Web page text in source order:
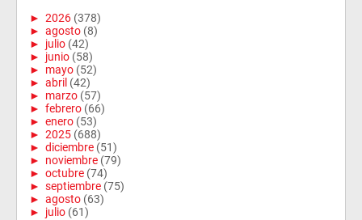
► 2026 (378)
► agosto (8)
► julio (42)
► junio (58)
► mayo (52)
► abril (42)
► marzo (57)
► febrero (66)
► enero (53)
► 2025 (688)
► diciembre (51)
► noviembre (79)
► octubre (74)
► septiembre (75)
► agosto (63)
► julio (61)